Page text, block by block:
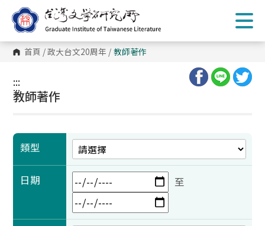
到
主
內
容 首頁 /政大台文20周年 / 教師著作
:::
:::
教師著作
類型
日期 至